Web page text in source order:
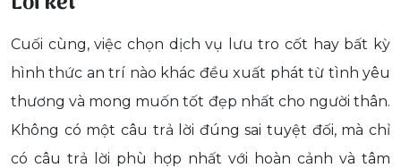
Cuối cùng, việc chọn dịch vụ lưu tro cốt hay bất kỳ
hình thức an trí nào khác đều xuất phát từ tình yêu
thương và mong muốn tốt đẹp nhất cho người thân.
Không có một câu trả lời đúng sai tuyệt đối, mà chỉ
có câu trả lời phù hợp nhất với hoàn cảnh và tâm